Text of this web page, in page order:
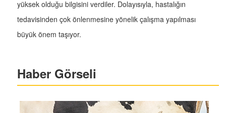
yüksek olduğu bilgisini verdiler. Dolayısıyla, hastalığın
tedavisinden çok önlenmesine yönelik çalışma yapılması
büyük önem taşıyor.
Haber Görseli